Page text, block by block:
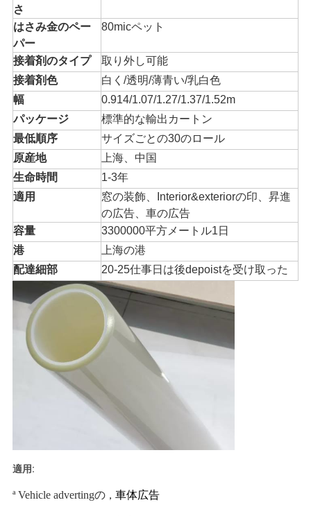
引
金
を
求
め
て
く
だ
さ
い
地
さ
はさみ金のペー
パー
80micペット
接着剤のタイプ
取り外し可能
接着剤色
白く/透明/薄青い/乳白色
幅
0.914/1.07/1.27/1.37/1.52m
パッケージ
標準的な輸出カートン
最低順序
サイズごとの30のロール
原産地
上海、中国
生命時間
1-3年
適用
窓の装飾、Interior&exteriorの印、昇進
の広告、車の広告
容量
3300000平方メートル1日
港
上海の港
配達細部
20-25仕事日は後depoistを受け取った
適用:
ª Vehicle advertingの， 車体広告